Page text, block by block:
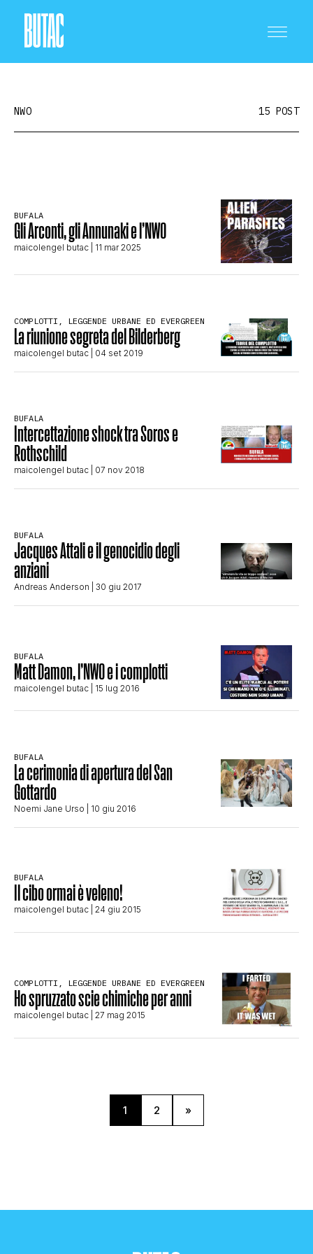
SCIENZA E TECNOLOGIA
STORIA E CITAZIONI
COMPLOTTI, LEGGENDE URBANE ED
EDITORIALI
TRUFFE E SOCIAL NETWORK
CONTATTI
NWO 15 POST
BUFALA
Gli Arconti, gli Annunaki e l’NWO
maicolengel butac | 11 mar 2025
COMPLOTTI, LEGGENDE URBANE ED EVERGREEN
La riunione segreta del Bilderberg
maicolengel butac | 04 set 2019
BUFALA
Intercettazione shock tra Soros e
Rothschild
maicolengel butac | 07 nov 2018
BUFALA
Jacques Attali e il genocidio degli
anziani
Andreas Anderson | 30 giu 2017
BUFALA
Matt Damon, l’NWO e i complotti
maicolengel butac | 15 lug 2016
BUFALA
La cerimonia di apertura del San
Gottardo
Noemi Jane Urso | 10 giu 2016
BUFALA
Il cibo ormai è veleno!
maicolengel butac | 24 giu 2015
COMPLOTTI, LEGGENDE URBANE ED EVERGREEN
Ho spruzzato scie chimiche per anni
maicolengel butac | 27 mag 2015
1 2 »